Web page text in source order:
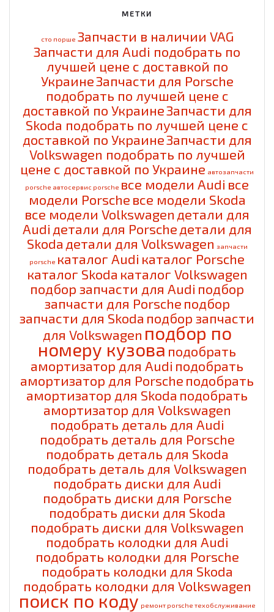
МЕТКИ
cто порше Запчасти в наличии VAG
Запчасти для Audi подобрать по
лучшей цене с доставкой по
УкраинеЗапчасти для Porsche
подобрать по лучшей цене с
доставкой по УкраинеЗапчасти для
Skoda подобрать по лучшей цене с
доставкой по УкраинеЗапчасти для
Volkswagen подобрать по лучшей
цене с доставкой по Украине автозапчасти
porsche автосервис porsche все модели Audi все
модели Porsche все модели Skoda
все модели Volkswagen детали для
Audi детали для Porsche детали для
Skoda детали для Volkswagen запчасти
porsche каталог Audi каталог Porsche
каталог Skoda каталог Volkswagen
подбор запчасти для Audi подбор
запчасти для Porsche подбор
запчасти для Skoda подбор запчасти
для Volkswagen подбор по
номеру кузова подобрать
амортизатор для Audi подобрать
амортизатор для Porsche подобрать
амортизатор для Skoda подобрать
амортизатор для Volkswagen
подобрать деталь для Audi
подобрать деталь для Porsche
подобрать деталь для Skoda
подобрать деталь для Volkswagen
подобрать диски для Audi
подобрать диски для Porsche
подобрать диски для Skoda
подобрать диски для Volkswagen
подобрать колодки для Audi
подобрать колодки для Porsche
подобрать колодки для Skoda
подобрать колодки для Volkswagen
поиск по коду ремонт porsche техобслуживание